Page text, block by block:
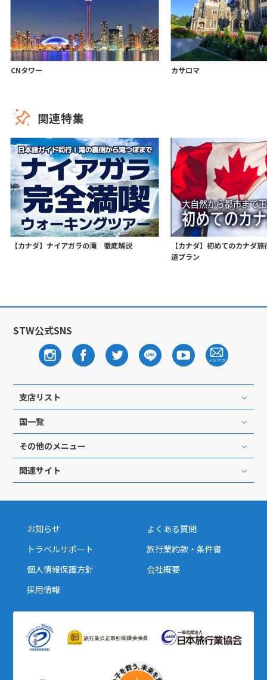
CNタワー カサロマ
関連特集
【カナダ】ナイアガラの滝 徹底解説
【カナダ】初めてのカナダ
道プラン
STW公式SNS
支店リスト
国一覧
その他のメニュー
関連サイト
お知らせ
よくある質問
トラベルサポート
旅行業約款・条件書
個人情報保護方針
会社概要
採用情報